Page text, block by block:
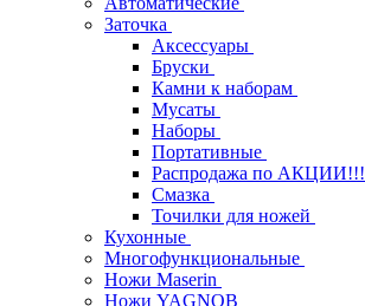
Заточка
Аксессуары
Бруски
Камни к наборам
Мусаты
Наборы
Портативные
Распродажа по АКЦИИ!!!
Смазка
Точилки для ножей
Кухонные
Многофункциональные
Ножи Maserin
Ножи YAGNOB